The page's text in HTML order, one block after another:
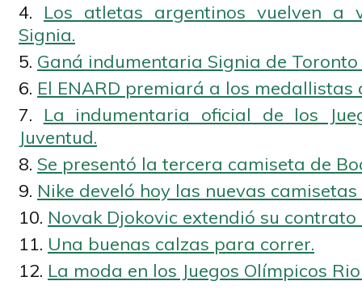
Los atletas argentinos vuelven a
Signia.
Ganá indumentaria Signia de Toronto
El ENARD premiará a los medallistas
La indumentaria oficial de los
Juventud.
Se presentó la tercera camiseta de
Nike develó hoy las nuevas camisetas
Novak Djokovic extendió su contrato
Una buenas calzas para correr.
La moda en los Juegos Olímpicos